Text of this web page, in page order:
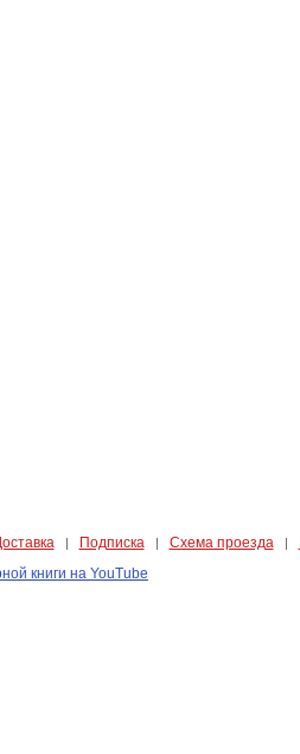
| Подписка | Схема проезда |
книги на YouTube